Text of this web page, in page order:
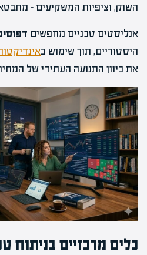
השוק, וציפיות המשקיעים –
אנליסטים טכניים מחפשים
היסטוריים, תוך שימוש ב
את כיוון התנועה העתידי של
כלים מרכזיים בניתוח